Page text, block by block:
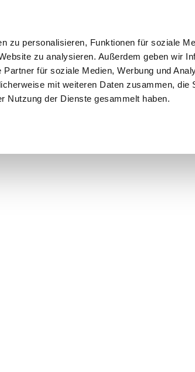
zu personalisieren, Funktionen für soziale
zu analysieren. Außerdem geben wir
für soziale Medien, Werbung und
mit weiteren Daten zusammen, die
Nutzung der Dienste gesammelt haben.